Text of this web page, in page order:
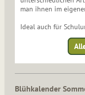
man ihnen im
Ideal auch für
Blühkalender